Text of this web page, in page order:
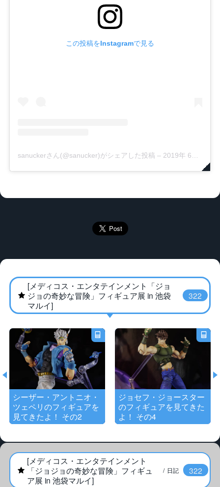
この投稿をInstagramで見る
sanuckerさん(@sanucker)がシェアした投稿 – 2019年 6月月24日午後4時33分PDT
[メディコス・エンタテインメント「ジョ
ジョの奇妙な冒険」フィギュア展 in 池袋
マルイ]
322
シーザー・アントニオ・
ツェペリのフィギュアを
見てきたよ！ その2
ジョセフ・ジョースター
のフィギュアを見てきた
よ！ その4
[メディコス・エンタテインメント
「ジョジョの奇妙な冒険」フィギュ
ア展 in 池袋マルイ]
日記 322